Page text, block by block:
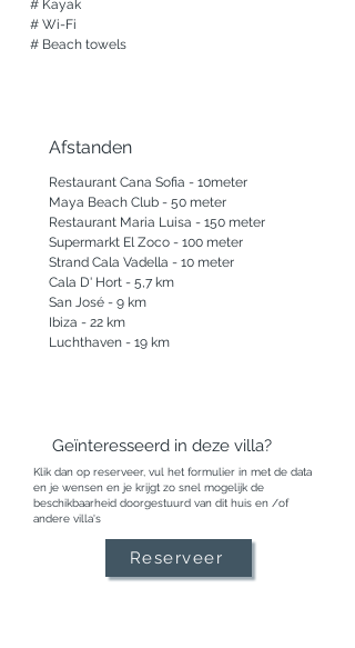
# Kayak
# Wi-Fi
# Beach towels
Afstanden
Restaurant Cana Sofia - 10meter
Maya Beach Club - 50 meter
Restaurant Maria Luisa - 150 meter
Supermarkt El Zoco - 100 meter
Strand Cala Vadella - 10 meter
Cala D' Hort - 5,7 km
San José - 9 km
Ibiza - 22 km
Luchthaven - 19 km
Geïnteresseerd in deze villa?
Klik dan op reserveer, vul het formulier in met de data
en je wensen en je krijgt zo snel mogelijk de
beschikbaarheid doorgestuurd van dit huis en /of
andere villa's
Reserveer